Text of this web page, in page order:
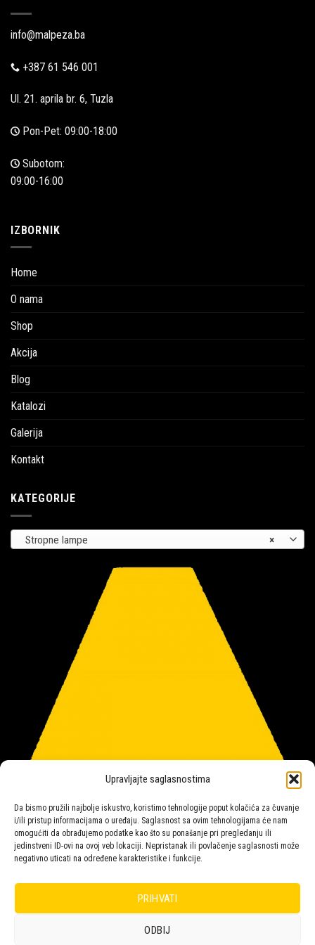
Upravljajte saglasnostima
Da bismo pružili najbolje iskustvo, koristimo tehnologije poput kolačića za čuvanje
i/ili pristup informacijama o uređaju. Saglasnost sa ovim tehnologijama će nam
omogućiti da obrađujemo podatke kao što su ponašanje pri pregledanju ili
jedinstveni ID-ovi na ovoj veb lokaciji. Nepristanak ili povlačenje saglasnosti može
negativno uticati na određene karakteristike i funkcije.
PRIHVATI
ODBIJ
info@malpeza.ba
+387 61 546 001
Ul. 21. aprila br. 6, Tuzla
Pon-Pet: 09:00-18:00
Subotom:
09:00-16:00
IZBORNIK
Home
O nama
Shop
Akcija
Blog
Katalozi
Galerija
Kontakt
KATEGORIJE
×
Stropne lampe